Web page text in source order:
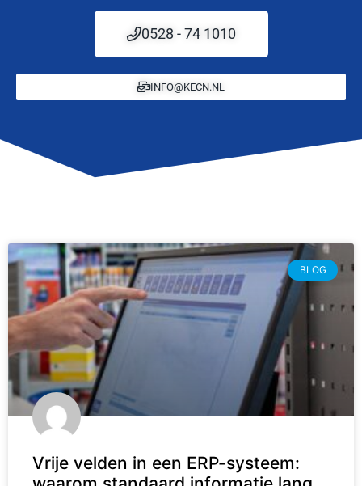
0528 - 74 1010
INFO@KECN.NL
BLOG
Vrije velden in een ERP-systeem: